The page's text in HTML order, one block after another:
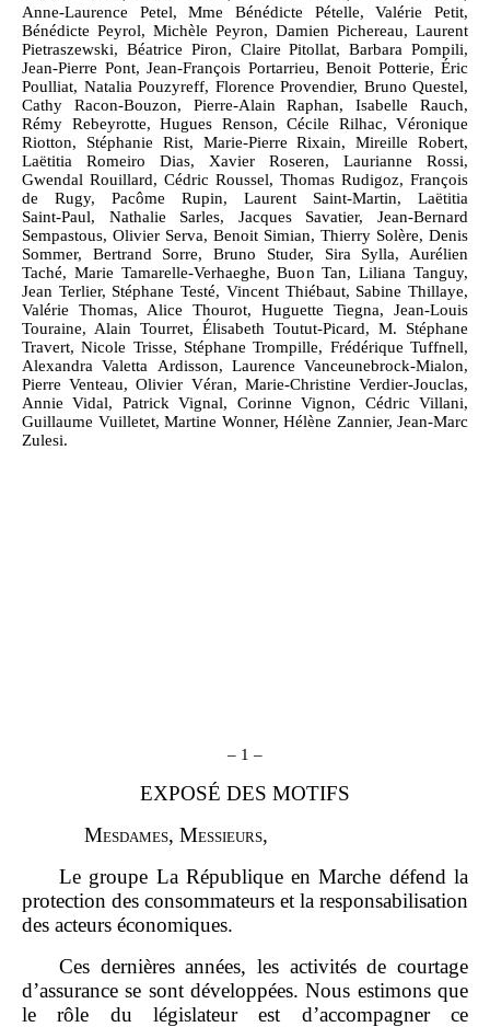
Anne‑Laurence Petel, Mme Bénédicte Pételle, Valérie Petit,
Bénédicte Peyrol, Michèle Peyron, Damien Pichereau, Laurent
Pietraszewski, Béatrice Piron, Claire Pitollat, Barbara Pompili,
Jean‑Pierre Pont, Jean‑François Portarrieu, Benoit Potterie, Éric
Poulliat, Natalia Pouzyreff, Florence Provendier, Bruno Questel,
Cathy Racon‑Bouzon, Pierre‑Alain Raphan, Isabelle Rauch,
Rémy Rebeyrotte, Hugues Renson, Cécile Rilhac, Véronique
Riotton, Stéphanie Rist, Marie‑Pierre Rixain, Mireille Robert,
Laëtitia Romeiro Dias, Xavier Roseren, Laurianne Rossi,
Gwendal Rouillard, Cédric Roussel, Thomas Rudigoz, François
de Rugy, Pacôme Rupin, Laurent Saint‑Martin, Laëtitia
Saint‑Paul, Nathalie Sarles, Jacques Savatier, Jean‑Bernard
Sempastous, Olivier Serva, Benoit Simian, Thierry Solère, Denis
Sommer, Bertrand Sorre, Bruno Studer, Sira Sylla, Aurélien
Taché, Marie Tamarelle‑Verhaeghe, Buon Tan, Liliana Tanguy,
Jean Terlier, Stéphane Testé, Vincent Thiébaut, Sabine Thillaye,
Valérie Thomas, Alice Thourot, Huguette Tiegna, Jean‑Louis
Touraine, Alain Tourret, Élisabeth Toutut‑Picard, M. Stéphane
Travert, Nicole Trisse, Stéphane Trompille, Frédérique Tuffnell,
Alexandra Valetta Ardisson, Laurence Vanceunebrock‑Mialon,
Pierre Venteau, Olivier Véran, Marie‑Christine Verdier‑Jouclas,
Annie Vidal, Patrick Vignal, Corinne Vignon, Cédric Villani,
Guillaume Vuilletet, Martine Wonner, Hélène Zannier, Jean‑Marc
Zulesi.
– 1 –
EXPOSÉ DES MOTIFS
Mesdames, Messieurs,
Le groupe La République en Marche défend la
protection des consommateurs et la responsabilisation
des acteurs économiques.
Ces dernières années, les activités de courtage
d’assurance se sont développées. Nous estimons que
le rôle du législateur est d’accompagner ce